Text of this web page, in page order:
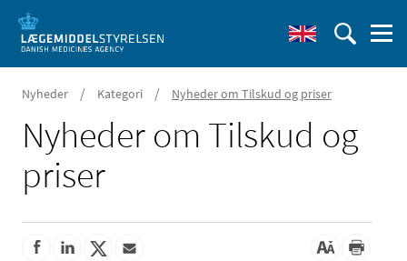
Nyheder / Kategori / Nyheder om Tilskud og priser
Nyheder om Tilskud og
priser